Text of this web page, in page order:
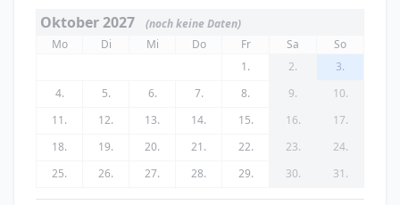
Oktober 2027
(noch keine Daten)
Mo
Di Mi Do Fr Sa
So
1.
2.
3.
4.
5. 6. 7. 8. 9.
10.
11.
12. 13. 14. 15. 16.
17.
18.
19. 20. 21. 22. 23.
24.
25.
26. 27. 28. 29. 30. 31.